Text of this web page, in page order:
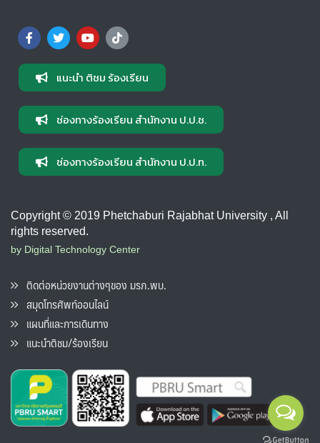
แนะนำ ติชม ร้องเรียน
ช่องทางร้องเรียน สำนักงาน ป.ป.ช.
ช่องทางร้องเรียน สำนักงาน ป.ป.ท.
Copyright © 2019 Phetchaburi Rajabhat University , All
rights reserved.
by Digital Technology Center
ติดต่อหน่วยงานต่างๆของ มรภ.พบ.
สมุดโทรศัพท์ออนไลน์
แผนที่และการเดินทาง
แนะนำติชม/ร้องเรียน